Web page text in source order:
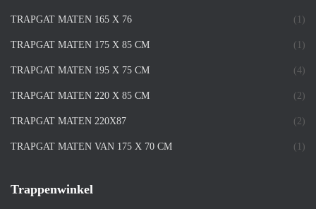
TRAPGAT MATEN 165 X 76 (1)
TRAPGAT MATEN 175 X 85 CM (1)
TRAPGAT MATEN 195 X 75 CM (4)
TRAPGAT MATEN 220 X 85 CM (2)
TRAPGAT MATEN 220X87 (2)
TRAPGAT MATEN VAN 175 X 70 CM (1)
Trappenwinkel